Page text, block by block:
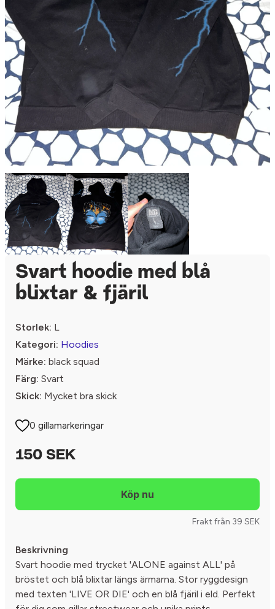
Svart hoodie med blå
blixtar & fjäril
Storlek: L
Kategori: Hoodies
Märke: black squad
Färg: Svart
Skick: Mycket bra skick
0 gillamarkeringar
150 SEK
Frakt från 39 SEK
Beskrivning
Svart hoodie med trycket 'ALONE against ALL' på
bröstet och blå blixtar längs ärmarna. Stor ryggdesign
med texten 'LIVE OR DIE' och en blå fjäril i eld. Perfekt